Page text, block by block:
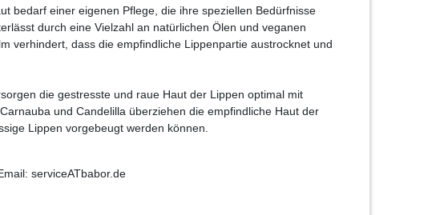
bedarf einer eigenen Pflege, die ihre speziellen Bedürfnisse
durch eine Vielzahl an natürlichen Ölen und veganen
verhindert, dass die empfindliche Lippenpartie austrocknet und
die gestresste und raue Haut der Lippen optimal mit
und Candelilla überziehen die empfindliche Haut der
Lippen vorgebeugt werden können.
serviceATbabor.de